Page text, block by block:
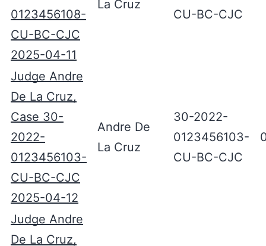
0123456108-
CU-BC-CJC
2025-04-11
La Cruz
CU-BC-CJC
Judge Andre
De La Cruz,
Case 30-
2022-
0123456103-
CU-BC-CJC
2025-04-12
Andre De
La Cruz
30-2022-
0123456103-
CU-BC-CJC
Judge Andre
De La Cruz,